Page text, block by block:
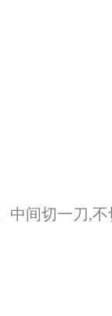
中间切一刀,